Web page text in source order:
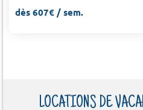
dès 607€ / sem.
LOCATIONS DE